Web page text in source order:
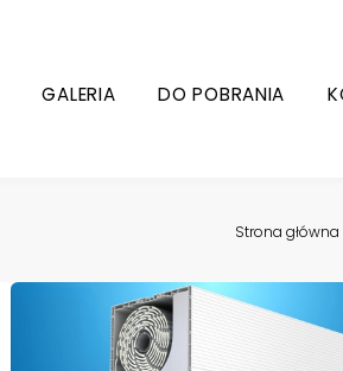
GALERIA DO POBRANIA
Strona główna